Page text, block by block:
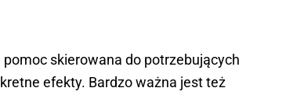
skierowana do potrzebujących
efekty. Bardzo ważna jest też